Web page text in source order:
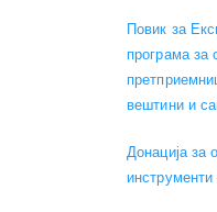
Повик за
програма за
вештини и
Донација за